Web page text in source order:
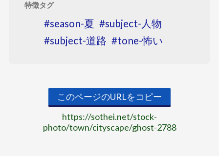
特徴タグ
season-夏
subject-人物
subject-道路
tone-怖い
このページのURLをコピー
https://sothei.net/stock-
photo/town/cityscape/ghost-2788